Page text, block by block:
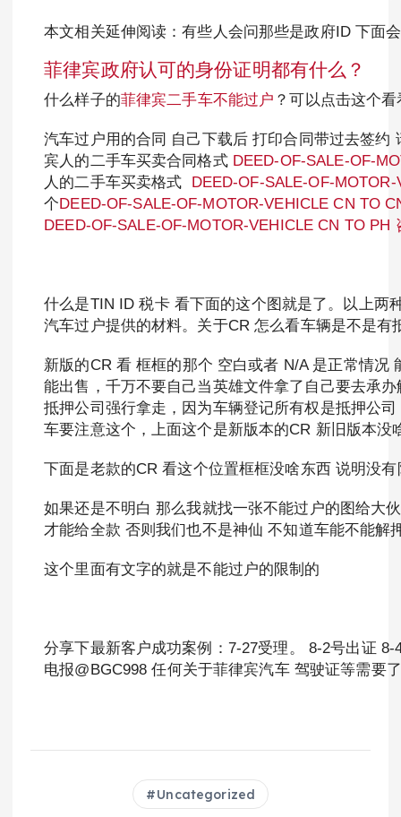
本文相关延伸阅读：有些人会问那些是政府ID 下面
菲律宾政府认可的身份证明都有什么？
什么样子的菲律宾二手车不能过户 ？可以点击这个看
汽车过户用的合同 自己下载后 打印合同带过去签
宾人的二手车买卖合同格式 DEED-OF-SALE-OF-
人的二手车买卖格式 DEED-OF-SALE-OF-
个DEED-OF-SALE-OF-MOTOR-VEHICLE CN TO
DEED-OF-SALE-OF-MOTOR-VEHICLE CN TO
什么是TIN ID 税卡 看下面的这个图就是了。以上两
汽车过户提供的材料。关于CR 怎么看车辆是不是有
新版的CR 看 框框的那个 空白或者 N/A 是正常情
能出售，千万不要自己当英雄文件拿了自己要去承
抵押公司强行拿走，因为车辆登记所有权是抵押公
车要注意这个，上面这个是新版本的CR 新旧版本没
下面是老款的CR 看这个位置框框没啥东西 说明没
如果还是不明白 那么我就找一张不能过户的图给大
才能给全款 否则我们也不是神仙 不知道车能不能解
这个里面有文字的就是不能过户的限制的
分享下最新客户成功案例：7-27受理。 8-2号出证
电报@BGC998 任何关于菲律宾汽车 驾驶证等需要
Uncategorized